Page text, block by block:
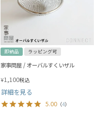
即納品 ラッピング可
家事問屋 / オーバルすくいザル
¥1,100税込
詳細を見る
5.00 （4）